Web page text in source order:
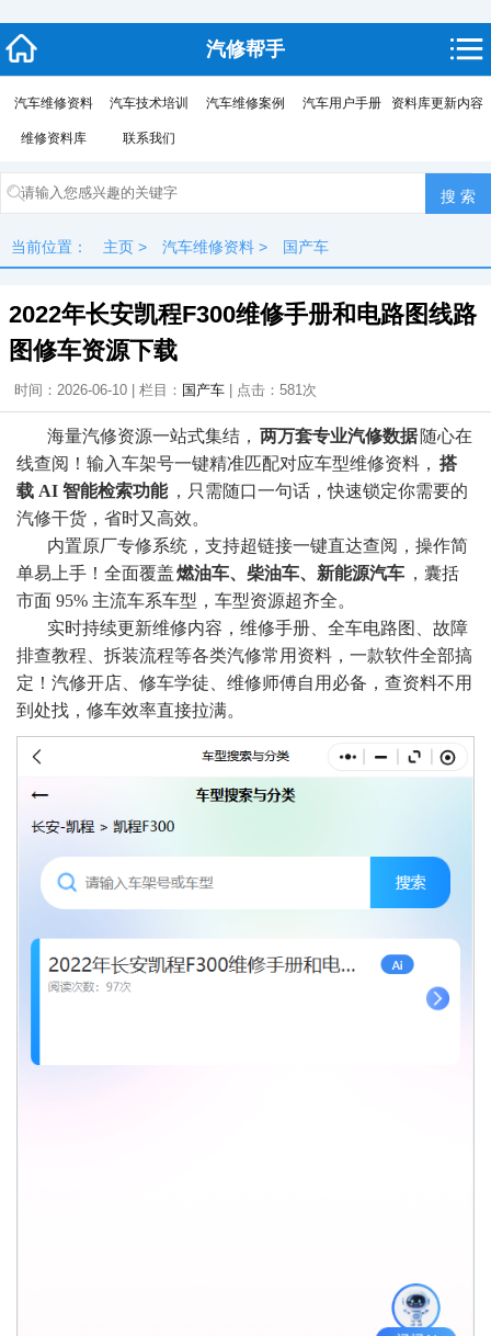
汽修帮手
汽车维修资料 汽车技术培训 汽车维修案例 汽车用户手册 资料库更新内容
维修资料库 联系我们
当前位置： 主页 > 汽车维修资料 > 国产车
2022年长安凯程F300维修手册和电路图线路
图修车资源下载
时间：2026-06-10 | 栏目： 国产车 | 点击： 581次
海量汽修资源一站式集结， 两万套专业汽修数据 随心在
线查阅！输入车架号一键精准匹配对应车型维修资料， 搭
载 AI 智能检索功能 ，只需随口一句话，快速锁定你需要的
汽修干货，省时又高效。
内置原厂专修系统，支持超链接一键直达查阅，操作简
单易上手！全面覆盖燃油车、柴油车、新能源汽车 ，囊括
市面 95% 主流车系车型，车型资源超齐全。
实时持续更新维修内容，维修手册、全车电路图、故障
排查教程、拆装流程等各类汽修常用资料，一款软件全部搞
定！汽修开店、修车学徒、维修师傅自用必备，查资料不用
到处找，修车效率直接拉满。